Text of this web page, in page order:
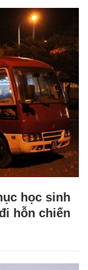
học sinh
hỗn chiến